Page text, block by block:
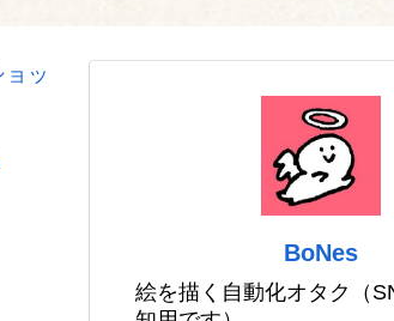
BoNes
絵を描く自動化オタク（